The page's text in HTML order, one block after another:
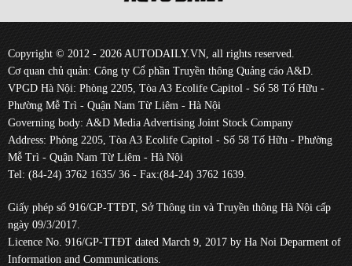
Copyright © 2012 - 2026 AUTODAILY.VN, all rights reserved.
Cơ quan chủ quản: Công ty Cổ phần Truyền thông Quảng cáo A&D.
VPGD Hà Nội: Phòng 2205, Tòa A3 Ecolife Capitol - Số 58 Tố Hữu -
Phường Mễ Trì - Quận Nam Từ Liêm - Hà Nội
Governing body: A&D Media Advertising Joint Stock Company
Address: Phòng 2205, Tòa A3 Ecolife Capitol - Số 58 Tố Hữu - Phường
Mễ Trì - Quận Nam Từ Liêm - Hà Nội
Tel: (84-24) 3762 1635/ 36 - Fax:(84-24) 3762 1639.
Giấy phép số 916/GP-TTĐT, Sở Thông tin và Truyền thông Hà Nội cấp
ngày 09/3/2017.
Licence No. 916/GP-TTĐT dated March 9, 2017 by Ha Noi Deparment of
Information and Communications.